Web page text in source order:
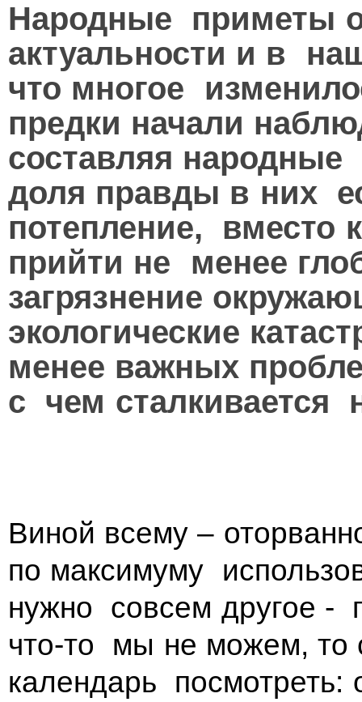
Народные приметы
актуальности и в
что многое
предки начали
составляя
доля правды в них
потепление, вместо
прийти не менее
загрязнение
экологические
менее важных
с чем сталкивается
Виной всему –
по максимуму
нужно совсем другое -
что-то мы не можем, то
календарь